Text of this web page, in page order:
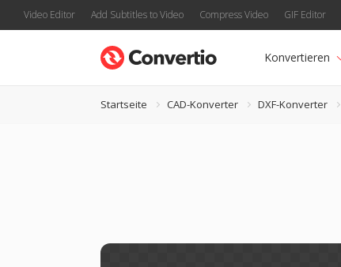
Video Editor Add Subtitles to Video Compress Video GIF Editor
Konvertieren
Startseite CAD-Konverter DXF-Konverter